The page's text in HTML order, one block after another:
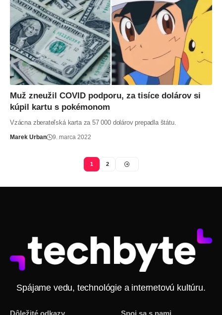
Muž zneužil COVID podporu, za tisíce dolárov si
kúpil kartu s pokémonom
Vzácna zberateľská karta za 57 000 dolárov prepadla štátu.
Marek Urban 9. marca 2022
1 2
Spájame vedu, technológie a internetovú kultúru.